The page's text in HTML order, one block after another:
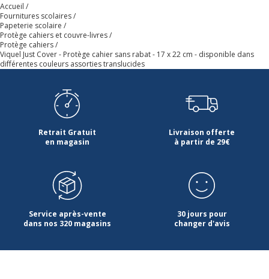
Accueil
Fournitures scolaires
Papeterie scolaire
Protège cahiers et couvre-livres
Protège cahiers
Viquel Just Cover - Protège cahier sans rabat - 17 x 22 cm - disponible dans
différentes couleurs assorties translucides
Retrait Gratuit
en magasin
Livraison offerte
à partir de 29€
Service après-vente
dans nos 320 magasins
30 jours pour
changer d'avis